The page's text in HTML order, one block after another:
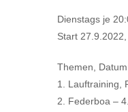
Dienstags je
Start
Themen,
1. Lauftraining,
2. Federboa –